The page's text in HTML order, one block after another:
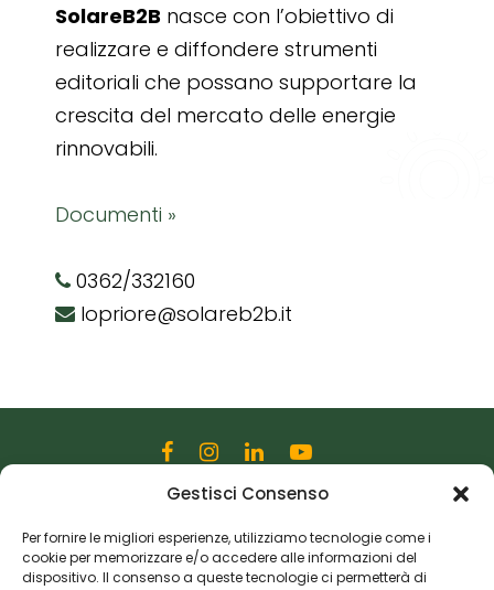
Gestisci Consenso
Per fornire le migliori esperienze, utilizziamo tecnologie come i
cookie per memorizzare e/o accedere alle informazioni del
dispositivo. Il consenso a queste tecnologie ci permetterà di
SolareB2B nasce con l’obiettivo di
realizzare e diffondere strumenti
editoriali che possano supportare la
crescita del mercato delle energie
rinnovabili.
Documenti »
0362/332160
lopriore@solareb2b.it
Via Martiri della Libertà, 28
20833 Giussano (MB)